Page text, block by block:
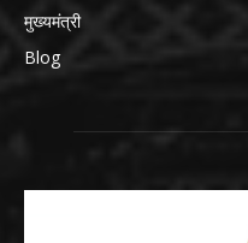
मुख्यमंत्री
Blog